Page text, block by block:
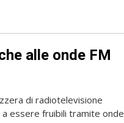
alle onde FM
di radiotelevisione
essere fruibili tramite onde